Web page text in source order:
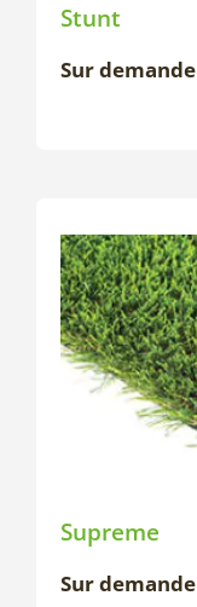
Stunt
Sur demande
Supreme
Sur demande